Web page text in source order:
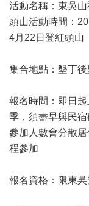
活動名稱：東吳
頭山活動時間：
4月22日登紅頭山
集合地點：墾丁後
報名時間：即日
季，須盡早與民
參加人數會分散
程參加
報名資格：限東